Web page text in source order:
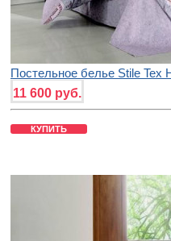
Постельное белье Stile Tex
11 600 руб.
КУПИТЬ